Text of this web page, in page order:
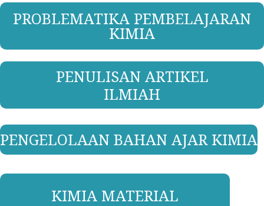
PROBLEMATIKA PEMBELAJARAN
KIMIA
PENULISAN ARTIKEL
ILMIAH
PENGELOLAAN BAHAN AJAR KIMIA
KIMIA MATERIAL